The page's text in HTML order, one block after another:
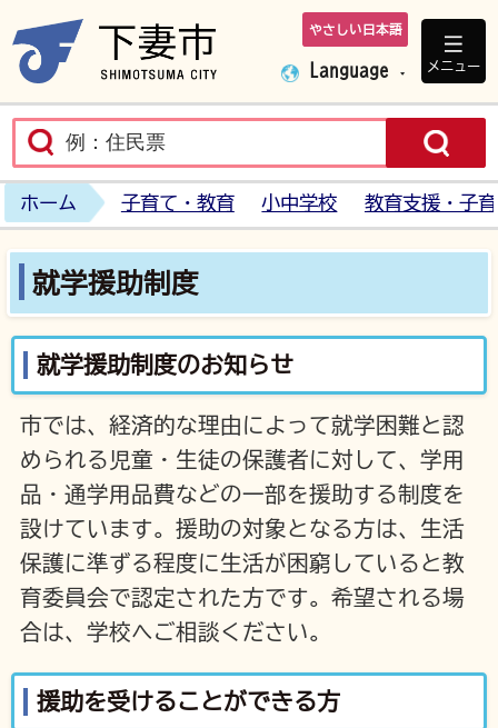
下妻市ホームペ
やさしい日本語
Language メニュー
ホーム 子育て・教育 小中学校 教育支援・子
就学援助制度
就学援助制度のお知らせ
市では、経済的な理由によって就学困難と認
められる児童・生徒の保護者に対して、学用
品・通学用品費などの一部を援助する制度を
設けています。援助の対象となる方は、生活
保護に準ずる程度に生活が困窮していると教
育委員会で認定された方です。希望される場
合は、学校へご相談ください。
援助を受けることができる方